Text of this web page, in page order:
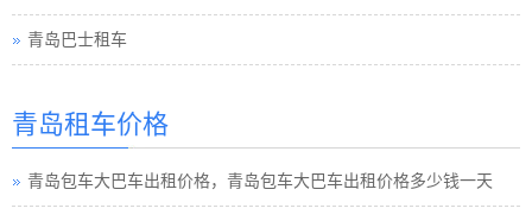
青岛巴士租车
青岛租车须知小车
青岛巴士租车公司
青岛租车价格
青岛包车大巴车出租价格，青岛包车大巴车出租价格多少钱一天